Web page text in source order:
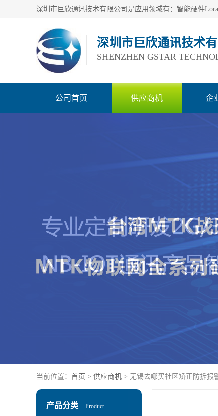
深圳市巨欣通讯技术
SHENZHEN GSTAR
公司首页 供应商机 企
当前位置： 首页 > 供应商机 > 无锡去哪买社区矫正防拆报
产品分类 Product